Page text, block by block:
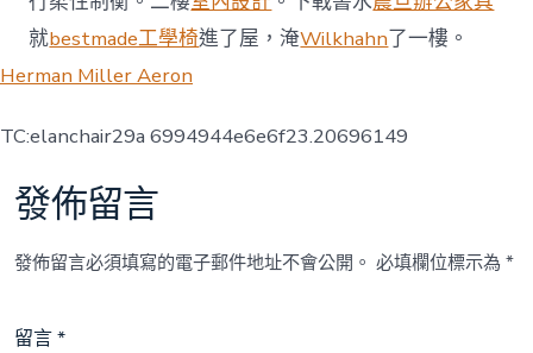
就bestmade工學椅進了屋，淹Wilkhahn了一樓。
Herman Miller Aeron
TC:elanchair29a 6994944e6e6f23.20696149
發佈留言
發佈留言必須填寫的電子郵件地址不會公開。 必填欄位標示為*
留言*